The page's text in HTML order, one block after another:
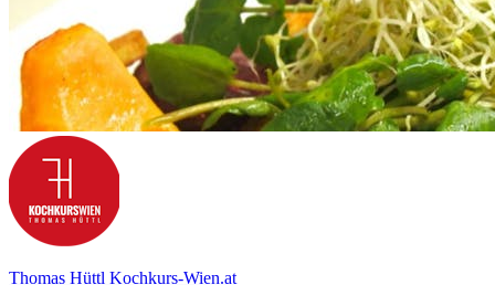
Thomas Hüttl Kochkurs-Wien.at